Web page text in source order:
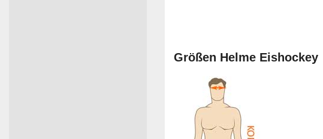
Größen Helme Eishockey